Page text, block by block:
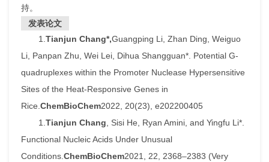
持。
发表论文
1. Tianjun Chang*,Guangping Li, Zhan Ding, Weiguo
Li, Panpan Zhu, Wei Lei, Dihua Shangguan*. Potential G-
quadruplexes within the Promoter Nuclease Hypersensitive
Sites of the Heat-Responsive Genes in
Rice. ChemBioChem2022, 20(23), e202200405
1. Tianjun Chang , Sisi He, Ryan Amini, and Yingfu Li*.
Functional Nucleic Acids Under Unusual
Conditions. ChemBioChem2021, 22, 2368–2383 (Very